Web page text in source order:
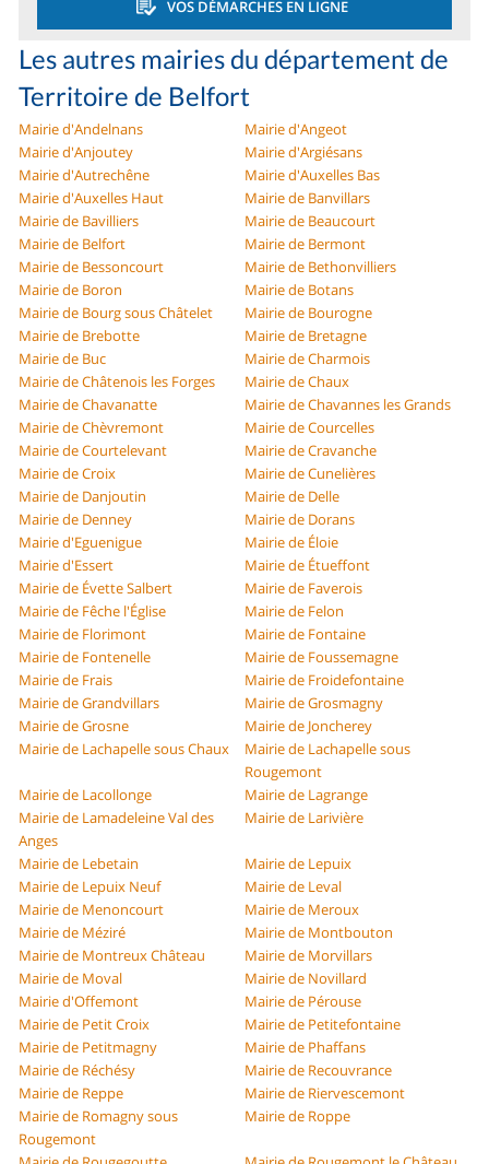
VOS DÉMARCHES EN LIGNE
Les autres mairies du département de
Territoire de Belfort
Mairie d'Andelnans
Mairie d'Angeot
Mairie d'Anjoutey
Mairie d'Argiésans
Mairie d'Autrechêne
Mairie d'Auxelles Bas
Mairie d'Auxelles Haut
Mairie de Banvillars
Mairie de Bavilliers
Mairie de Beaucourt
Mairie de Belfort
Mairie de Bermont
Mairie de Bessoncourt
Mairie de Bethonvilliers
Mairie de Boron
Mairie de Botans
Mairie de Bourg sous Châtelet
Mairie de Bourogne
Mairie de Brebotte
Mairie de Bretagne
Mairie de Buc
Mairie de Charmois
Mairie de Châtenois les Forges
Mairie de Chaux
Mairie de Chavanatte
Mairie de Chavannes les Grands
Mairie de Chèvremont
Mairie de Courcelles
Mairie de Courtelevant
Mairie de Cravanche
Mairie de Croix
Mairie de Cunelières
Mairie de Danjoutin
Mairie de Delle
Mairie de Denney
Mairie de Dorans
Mairie d'Eguenigue
Mairie de Éloie
Mairie d'Essert
Mairie de Étueffont
Mairie de Évette Salbert
Mairie de Faverois
Mairie de Fêche l'Église
Mairie de Felon
Mairie de Florimont
Mairie de Fontaine
Mairie de Fontenelle
Mairie de Foussemagne
Mairie de Frais
Mairie de Froidefontaine
Mairie de Grandvillars
Mairie de Grosmagny
Mairie de Grosne
Mairie de Joncherey
Mairie de Lachapelle sous Chaux
Mairie de Lachapelle sous
Rougemont
Mairie de Lacollonge
Mairie de Lagrange
Mairie de Lamadeleine Val des
Anges
Mairie de Larivière
Mairie de Lebetain
Mairie de Lepuix
Mairie de Lepuix Neuf
Mairie de Leval
Mairie de Menoncourt
Mairie de Meroux
Mairie de Méziré
Mairie de Montbouton
Mairie de Montreux Château
Mairie de Morvillars
Mairie de Moval
Mairie de Novillard
Mairie d'Offemont
Mairie de Pérouse
Mairie de Petit Croix
Mairie de Petitefontaine
Mairie de Petitmagny
Mairie de Phaffans
Mairie de Réchésy
Mairie de Recouvrance
Mairie de Reppe
Mairie de Riervescemont
Mairie de Romagny sous
Rougemont
Mairie de Roppe